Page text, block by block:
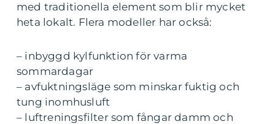
med traditionella element som blir mycket
heta lokalt. Flera modeller har också:
– inbyggd kylfunktion för varma
sommardagar
– avfuktningsläge som minskar fuktig och
tung inomhusluft
– luftreningsfilter som fångar damm och